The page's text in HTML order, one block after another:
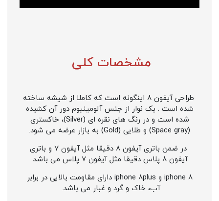
مشخصات کلی
طراحی آیفون 8 اینگونه است که کاملا از شیشه ساخته
شده است . یک نوار از جنس آلومینیوم دور آن کشیده
شده است و در رنگ های نقره ای (Silver)، خاکستری
(Space gray) و طلایی (Gold) به بازار عرضه می شود.
در ضمن باتری آیفون 8 دقیقا مثل آیفون 7 و باتری
آیفون 8 پلاس دقیقا مثل آیفون 7 پلاس می باشد.
iphone 8 و iphone 8plus دارای مقاومت بالایی در برابر
آب، خاک و گرد و غبار می باشد.